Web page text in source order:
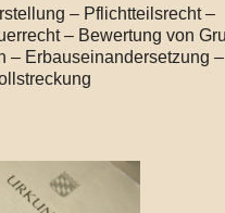
– Pflichtteilsrecht –
– Bewertung von
– Erbauseinandersetzung –